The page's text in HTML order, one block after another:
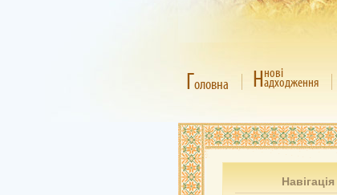
Головна Ннові
адходження
Навігація